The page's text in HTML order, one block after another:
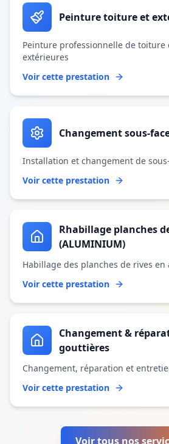
Peinture toiture et
Peinture professionnelle de toiture
extérieures
Voir cette prestation
Changement sous-
Installation et changement de
Voir cette prestation
Rhabillage planches
(ALUMINIUM)
Habillage des planches de rives
Voir cette prestation
Changement &
gouttières
Changement, réparation et
Voir cette prestation
Voir tous nos